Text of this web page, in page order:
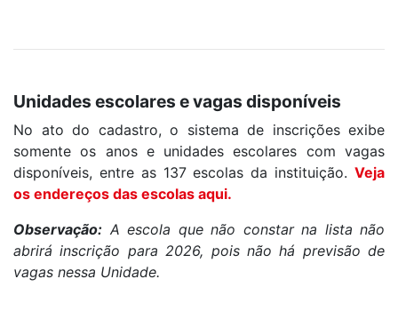
Unidades escolares e vagas disponíveis
No ato do cadastro, o sistema de inscrições exibe
somente os anos e unidades escolares com vagas
disponíveis, entre as 137 escolas da instituição. Veja
os endereços das escolas aqui.
Observação: A escola que não constar na lista não
abrirá inscrição para 2026, pois não há previsão de
vagas nessa Unidade.